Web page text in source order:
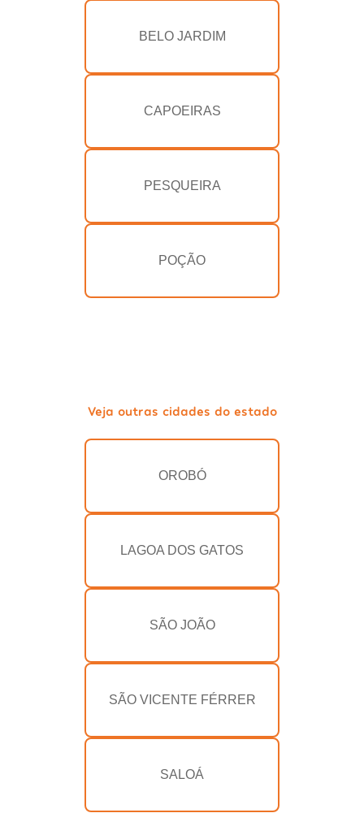
BELO JARDIM
CAPOEIRAS
PESQUEIRA
POÇÃO
Veja outras cidades do estado
OROBÓ
LAGOA DOS GATOS
SÃO JOÃO
SÃO VICENTE FÉRRER
SALOÁ